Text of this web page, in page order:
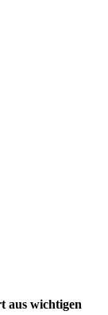
aus wichtigen